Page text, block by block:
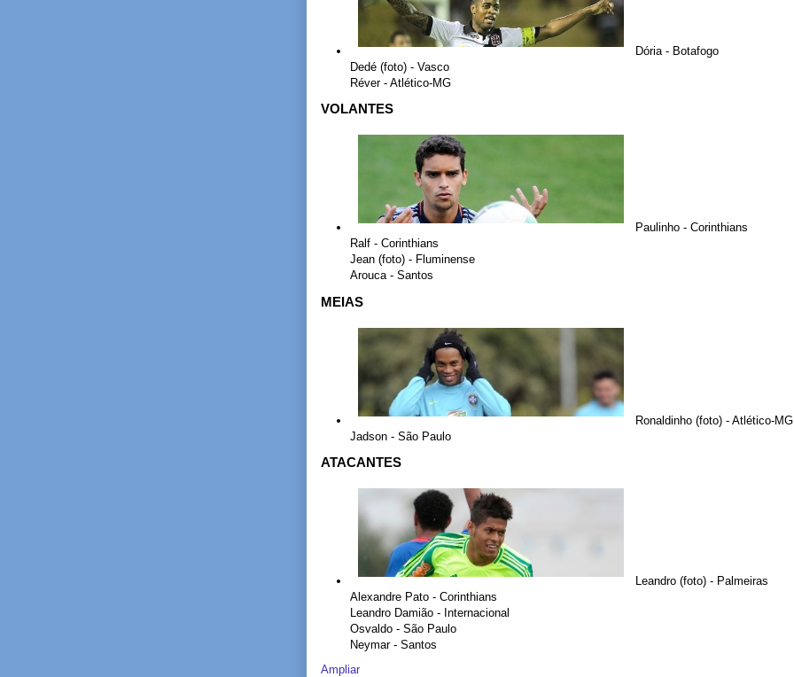
Dória - Botafogo
Dedé (foto) - Vasco
Réver - Atlético-MG
VOLANTES
Paulinho - Corinthians
Ralf - Corinthians
Jean (foto) - Fluminense
Arouca - Santos
MEIAS
Ronaldinho (foto) - Atlético-MG
Jadson - São Paulo
ATACANTES
Leandro (foto) - Palmeiras
Alexandre Pato - Corinthians
Leandro Damião - Internacional
Osvaldo - São Paulo
Neymar - Santos
Ampliar